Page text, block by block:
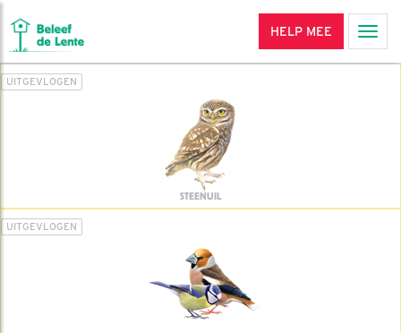
HELP MEE
UITGEVLOGEN
STEENUIL
UITGEVLOGEN